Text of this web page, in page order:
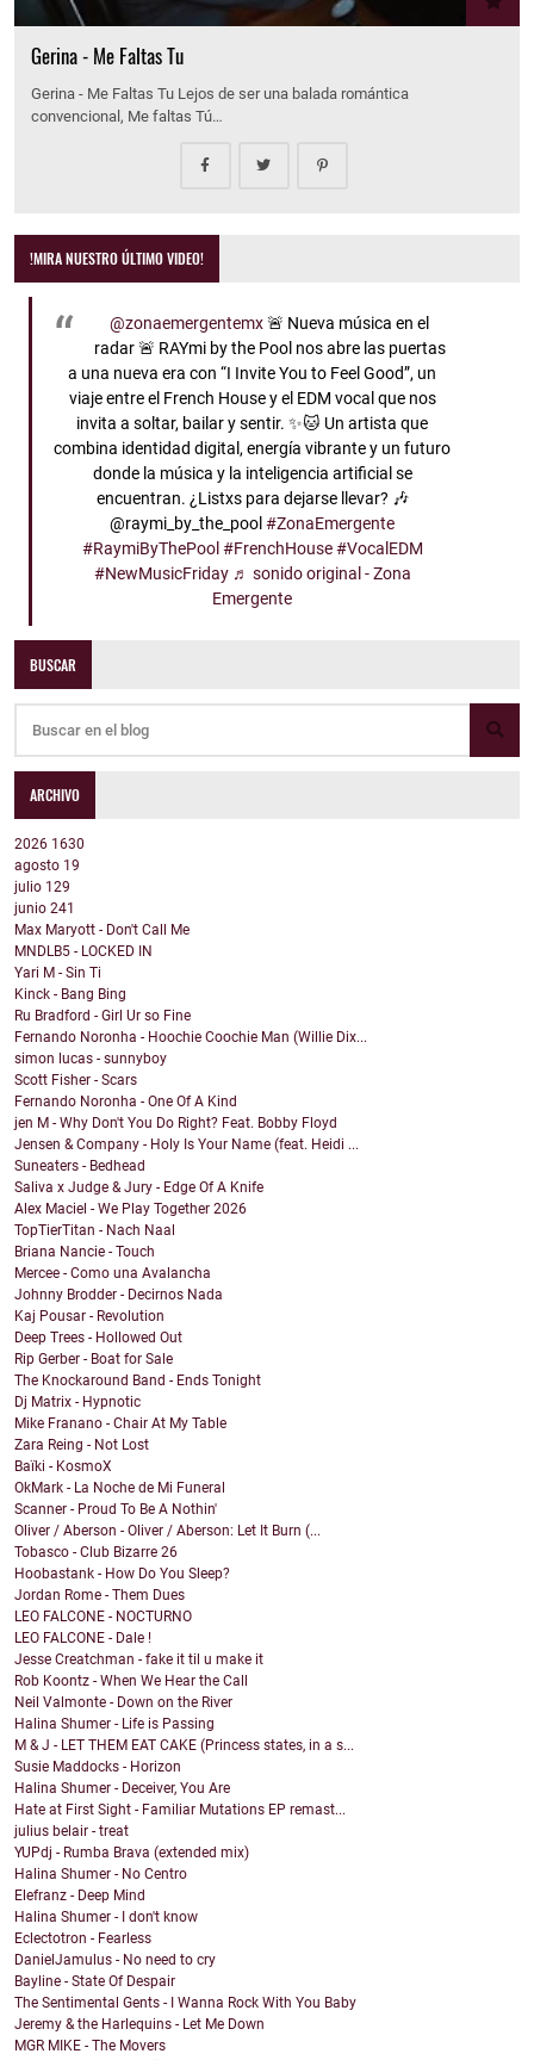
Gerina - Me Faltas Tu
Gerina - Me Faltas Tu Lejos de ser una balada romántica
convencional, Me faltas Tú…
!MIRA NUESTRO ÚLTIMO VIDEO!
@zonaemergentemx🚨 Nueva música en el
radar 🚨 RAYmi by the Pool nos abre las puertas
a una nueva era con “I Invite You to Feel Good”, un
viaje entre el French House y el EDM vocal que nos
invita a soltar, bailar y sentir. ✨🐱 Un artista que
combina identidad digital, energía vibrante y un futuro
donde la música y la inteligencia artificial se
encuentran. ¿Listxs para dejarse llevar? 🎶
@raymi_by_the_pool#ZonaEmergente
#RaymiByThePool #FrenchHouse #VocalEDM
#NewMusicFriday ♬ sonido original - Zona
Emergente
BUSCAR
ARCHIVO
2026 1630
agosto 19
julio 129
junio 241
Max Maryott - Don't Call Me
MNDLB5 - LOCKED IN
Yari M - Sin Ti
Kinck - Bang Bing
Ru Bradford - Girl Ur so Fine
Fernando Noronha - Hoochie Coochie Man (Willie Dix...
simon lucas - sunnyboy
Scott Fisher - Scars
Fernando Noronha - One Of A Kind
jen M - Why Don't You Do Right? Feat. Bobby Floyd
Jensen & Company - Holy Is Your Name (feat. Heidi ...
Suneaters - Bedhead
Saliva x Judge & Jury - Edge Of A Knife
Alex Maciel - We Play Together 2026
TopTierTitan - Nach Naal
Briana Nancie - Touch
Mercee - Como una Avalancha
Johnny Brodder - Decirnos Nada
Kaj Pousar - Revolution
Deep Trees - Hollowed Out
Rip Gerber - Boat for Sale
The Knockaround Band - Ends Tonight
Dj Matrix - Hypnotic
Mike Franano - Chair At My Table
Zara Reing - Not Lost
Baïki - KosmoX
OkMark - La Noche de Mi Funeral
Scanner - Proud To Be A Nothin'
Oliver / Aberson - Oliver / Aberson: Let It Burn (...
Tobasco - Club Bizarre 26
Hoobastank - How Do You Sleep?
Jordan Rome - Them Dues
LEO FALCONE - NOCTURNO
LEO FALCONE - Dale !
Jesse Creatchman - fake it til u make it
Rob Koontz - When We Hear the Call
Neil Valmonte - Down on the River
Halina Shumer - Life is Passing
M & J - LET THEM EAT CAKE (Princess states, in a s...
Susie Maddocks - Horizon
Halina Shumer - Deceiver, You Are
Hate at First Sight - Familiar Mutations EP remast...
julius belair - treat
YUPdj - Rumba Brava (extended mix)
Halina Shumer - No Centro
Elefranz - Deep Mind
Halina Shumer - I don't know
Eclectotron - Fearless
DanielJamulus - No need to cry
Bayline - State Of Despair
The Sentimental Gents - I Wanna Rock With You Baby
Jeremy & the Harlequins - Let Me Down
MGR MIKE - The Movers